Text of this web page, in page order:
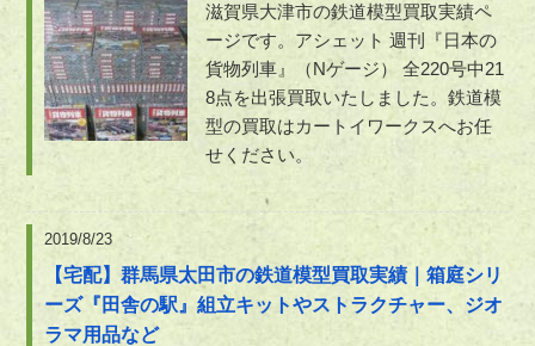
滋賀県大津市の鉄道模型買取実績ペ
ージです。アシェット 週刊『日本の
貨物列車』（Nゲージ） 全220号中21
8点を出張買取いたしました。鉄道模
型の買取はカートイワークスへお任
せください。
2019/8/23
【宅配】群馬県太田市の鉄道模型買取実績｜箱庭シリ
ーズ『田舎の駅』組立キットやストラクチャー、ジオ
ラマ用品など